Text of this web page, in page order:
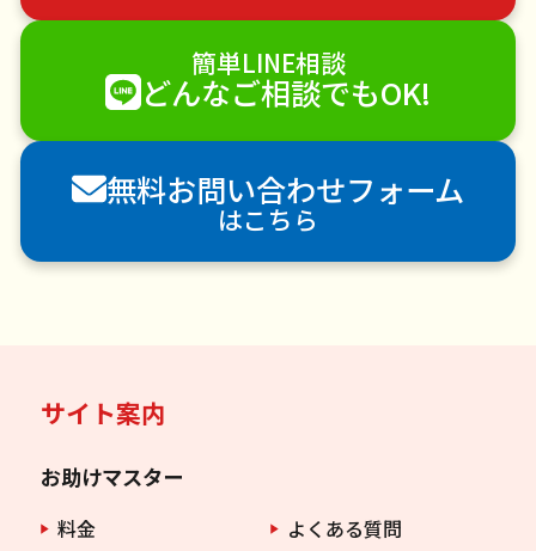
エアコンクリーニング
DIY・日曜大工
ハウスクリーニング
雪かき・雪下ろし
襖（ふすま）の張替え
空き家管理
各種代行
害獣駆除
防草シート施工
ナメクジ駆除
害虫駆除
簡単LINE相談
どんなご相談でもOK!
無料お問い合わせフォーム
はこちら
サイト案内
お助けマスター
料金
よくある質問